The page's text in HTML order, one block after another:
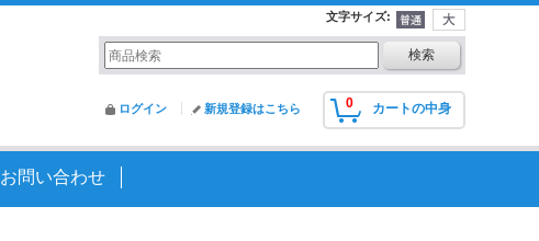
文字サイズ:
0 カートの中身
ログイン 新規登録はこちら
お問い合わせ